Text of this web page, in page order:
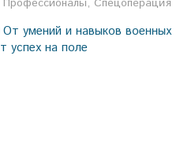
Марина Щербакова
Профессионалы, Спецоперация
умений и навыков военных
успех на поле